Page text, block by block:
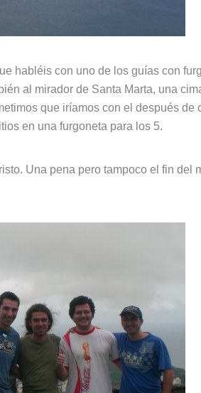
habléis con uno de los guías con
al mirador de Santa Marta, una
que iríamos con el después de
en una furgoneta para los 5.
Una pena pero tampoco el fin del